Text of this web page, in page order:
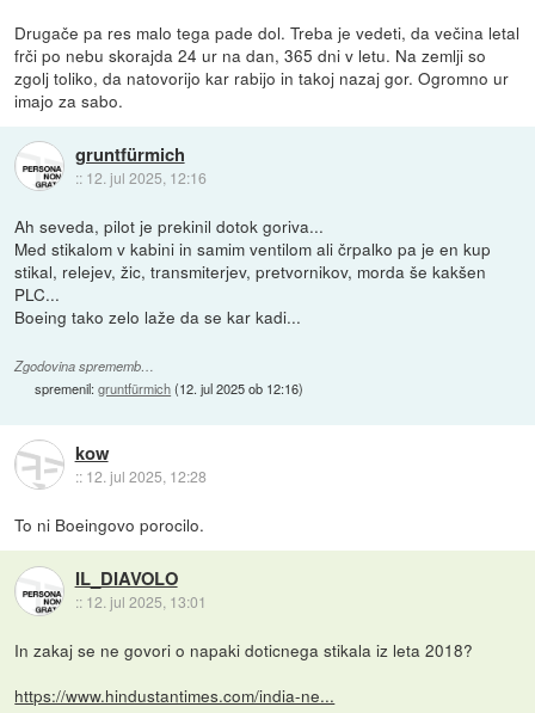
Drugače pa res malo tega pade dol. Treba je vedeti, da večina letal
frči po nebu skorajda 24 ur na dan, 365 dni v letu. Na zemlji so
zgolj toliko, da natovorijo kar rabijo in takoj nazaj gor. Ogromno ur
imajo za sabo.
gruntfürmich
:: 12. jul 2025, 12:16
Ah seveda, pilot je prekinil dotok goriva...
Med stikalom v kabini in samim ventilom ali črpalko pa je en kup
stikal, relejev, žic, transmiterjev, pretvornikov, morda še kakšen
PLC...
Boeing tako zelo laže da se kar kadi...
Zgodovina sprememb…
spremenil:gruntfürmich(12. jul 2025 ob 12:16)
kow
:: 12. jul 2025, 12:28
To ni Boeingovo porocilo.
IL_DIAVOLO
:: 12. jul 2025, 13:01
In zakaj se ne govori o napaki doticnega stikala iz leta 2018?
https://www.hindustantimes.com/india-ne...